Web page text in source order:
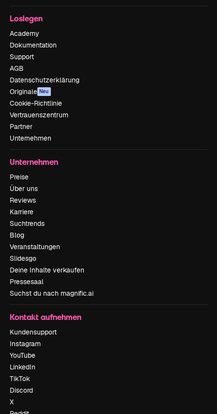
Loslegen
Academy
Dokumentation
Support
AGB
Datenschutzerklärung
Originale Neu
Cookie-Richtlinie
Vertrauenszentrum
Partner
Unternehmen
Unternehmen
Preise
Über uns
Reviews
Karriere
Suchtrends
Blog
Veranstaltungen
Slidesgo
Deine Inhalte verkaufen
Pressesaal
Suchst du nach magnific.ai
Kontakt aufnehmen
Kundensupport
Instagram
YouTube
LinkedIn
TikTok
Discord
X